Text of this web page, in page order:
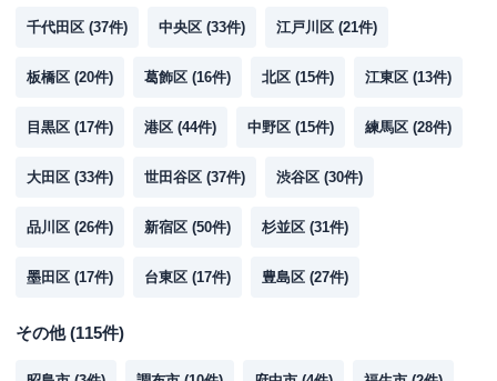
千代田区 (37件) 中央区 (33件) 江戸川区 (21件)
板橋区 (20件) 葛飾区 (16件) 北区 (15件) 江東区 (13件)
目黒区 (17件) 港区 (44件) 中野区 (15件) 練馬区 (28件)
大田区 (33件) 世田谷区 (37件) 渋谷区 (30件)
品川区 (26件) 新宿区 (50件) 杉並区 (31件)
墨田区 (17件) 台東区 (17件) 豊島区 (27件)
その他(115件)